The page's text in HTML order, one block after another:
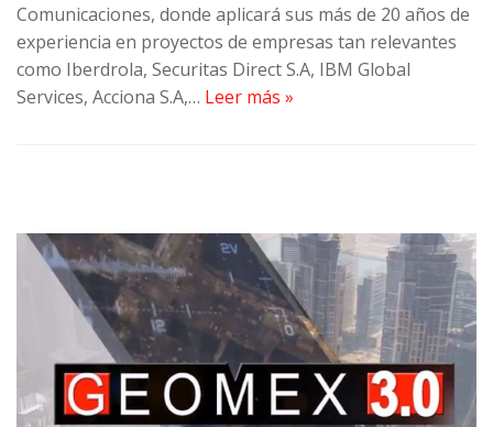
Comunicaciones, donde aplicará sus más de 20 años de
experiencia en proyectos de empresas tan relevantes
como Iberdrola, Securitas Direct S.A, IBM Global
Services, Acciona S.A,… Leer más »